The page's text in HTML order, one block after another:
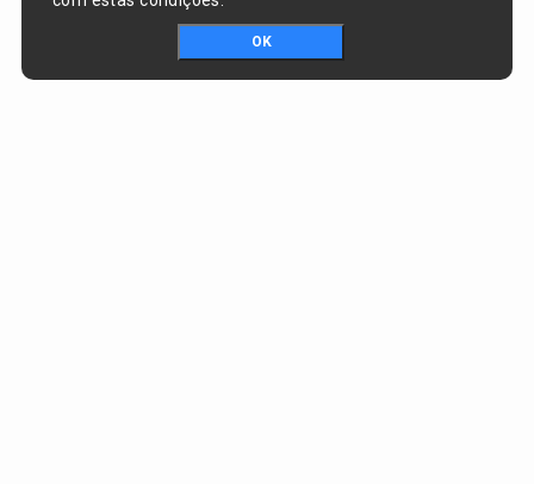
OK